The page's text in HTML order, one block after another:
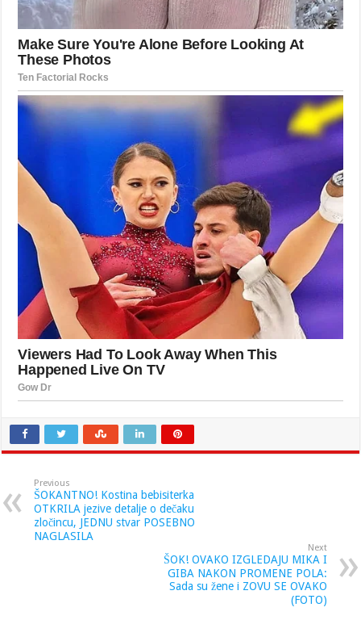
Previous
ŠOKANTNO! Kostina bebisiterka
OTKRILA jezive detalje o dečaku
zločincu, JEDNU stvar POSEBNO
NAGLASILA
Next
ŠOK! OVAKO IZGLEDAJU MIKA I
GIBA NAKON PROMENE POLA:
Sada su žene i ZOVU SE OVAKO
(FOTO)